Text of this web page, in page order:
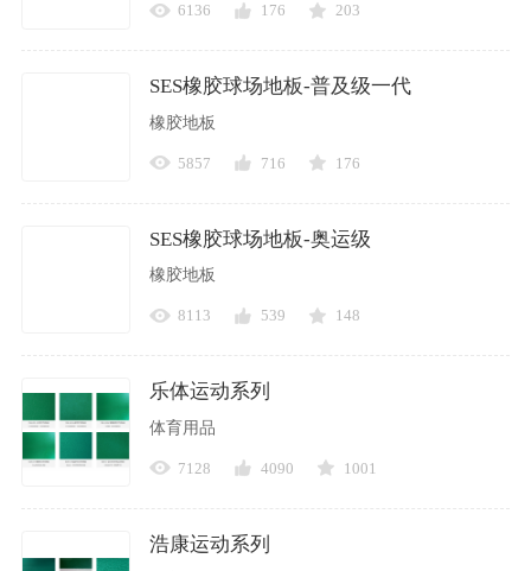
6136 176 203
SES橡胶球场地板-普及级一代
橡胶地板
5857 716 176
SES橡胶球场地板-奥运级
橡胶地板
8113 539 148
乐体运动系列
体育用品
7128 4090 1001
浩康运动系列